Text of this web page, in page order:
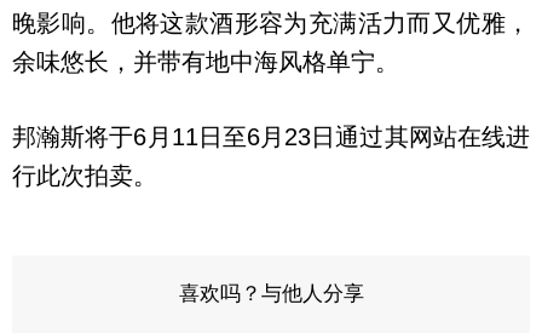
晚影响。他将这款酒形容为充满活力而又优雅，
余味悠长，并带有地中海风格单宁。
邦瀚斯将于6月11日至6月23日通过其网站在线进
行此次拍卖。
喜欢吗？与他人分享